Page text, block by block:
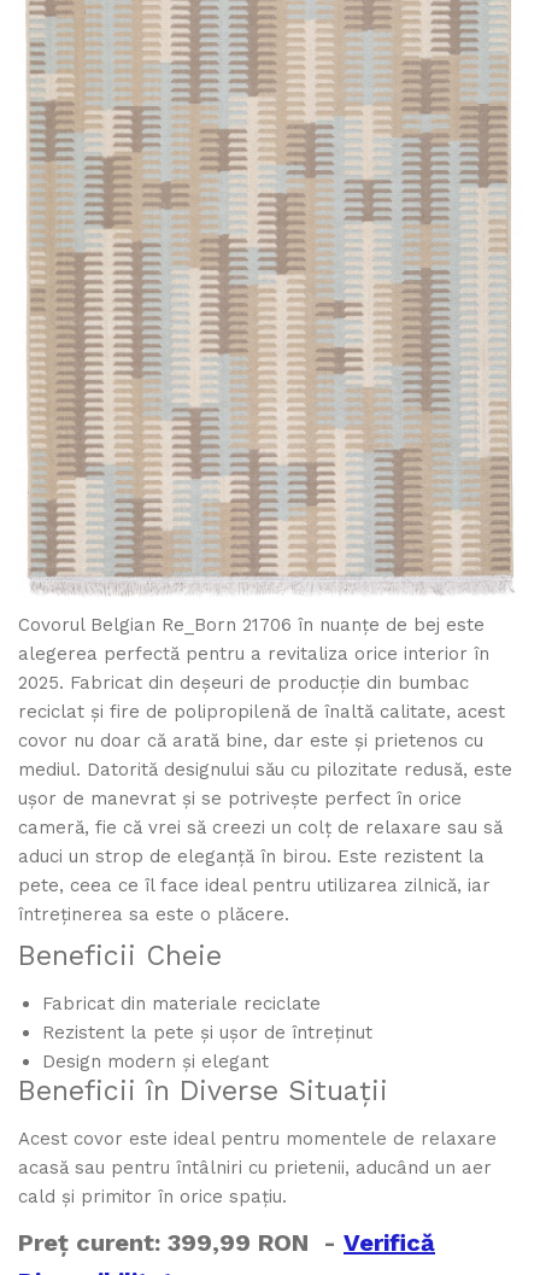
Covorul Belgian Re_Born 21706 în nuanțe de bej este
alegerea perfectă pentru a revitaliza orice interior în
2025. Fabricat din deșeuri de producție din bumbac
reciclat și fire de polipropilenă de înaltă calitate, acest
covor nu doar că arată bine, dar este și prietenos cu
mediul. Datorită designului său cu pilozitate redusă, este
ușor de manevrat și se potrivește perfect în orice
cameră, fie că vrei să creezi un colț de relaxare sau să
aduci un strop de eleganță în birou. Este rezistent la
pete, ceea ce îl face ideal pentru utilizarea zilnică, iar
întreținerea sa este o plăcere.
Beneficii Cheie
Fabricat din materiale reciclate
Rezistent la pete și ușor de întreținut
Design modern și elegant
Beneficii în Diverse Situații
Acest covor este ideal pentru momentele de relaxare
acasă sau pentru întâlniri cu prietenii, aducând un aer
cald și primitor în orice spațiu.
Preț curent: 399,99 RON - Verifică